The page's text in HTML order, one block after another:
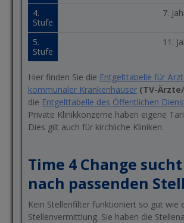
4.
Stufe
7.
5.
Stufe
11.
Hier finden Sie die Entgelttabelle für
kommunaler Krankenhäuser (TV-
die Entgelttabelle des Öffentlichen
Private Klinikkonzerne haben eigene
Dies gilt auch für kirchliche Kliniken.
Time 4 Change
nach passenden
Kein Stellenfilter funktioniert so gut wie
Stellenvermittlung. Sie haben die